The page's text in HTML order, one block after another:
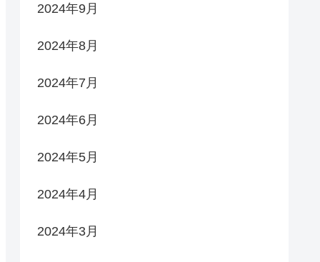
2024年9月
2024年8月
2024年7月
2024年6月
2024年5月
2024年4月
2024年3月